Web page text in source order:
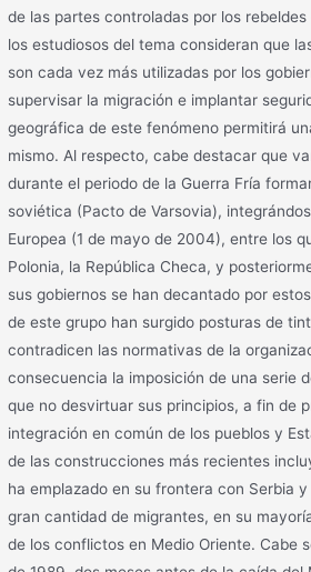
de las partes controladas por los
los estudiosos del tema consideran que
son cada vez más utilizadas por los
supervisar la migración e implantar
geográfica de este fenómeno permitirá
mismo. Al respecto, cabe destacar que
durante el periodo de la Guerra Fría
soviética (Pacto de Varsovia),
Europea (1 de mayo de 2004), entre los
Polonia, la República Checa, y
sus gobiernos se han decantado por
de este grupo han surgido posturas de
contradicen las normativas de la
consecuencia la imposición de una serie
que no desvirtuar sus principios, a fin de
integración en común de los pueblos y
de las construcciones más recientes
ha emplazado en su frontera con Serbia
gran cantidad de migrantes, en su
de los conflictos en Medio Oriente. Cabe